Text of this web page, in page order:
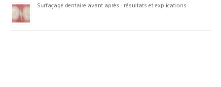
Surfaçage dentaire avant après : résultats et explications